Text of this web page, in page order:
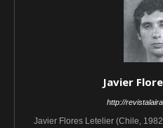
Javier
http://
Javier Flores Letelier (Chile,